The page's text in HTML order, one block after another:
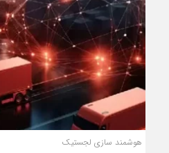
هوشمند سازی لجستیک